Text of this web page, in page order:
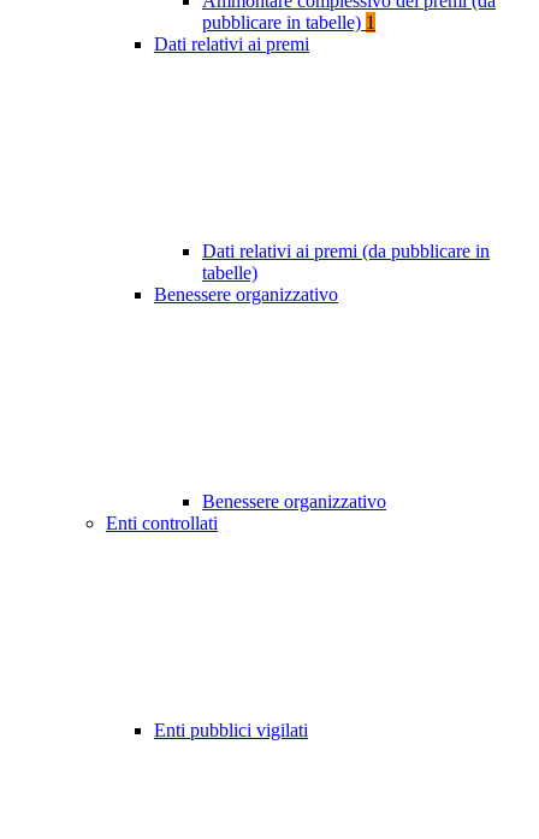
pubblicare in tabelle) 1
Dati relativi ai premi
Dati relativi ai premi (da pubblicare in
tabelle)
Benessere organizzativo
Benessere organizzativo
Enti controllati
Enti pubblici vigilati